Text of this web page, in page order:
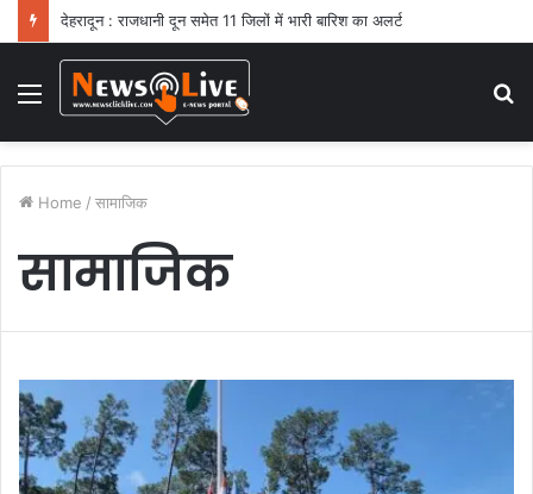
देहरादून : राजधानी दून समेत 11 जिलों में भारी बारिश का अलर्ट
Menu
Home / सामाजिक
सामाजिक